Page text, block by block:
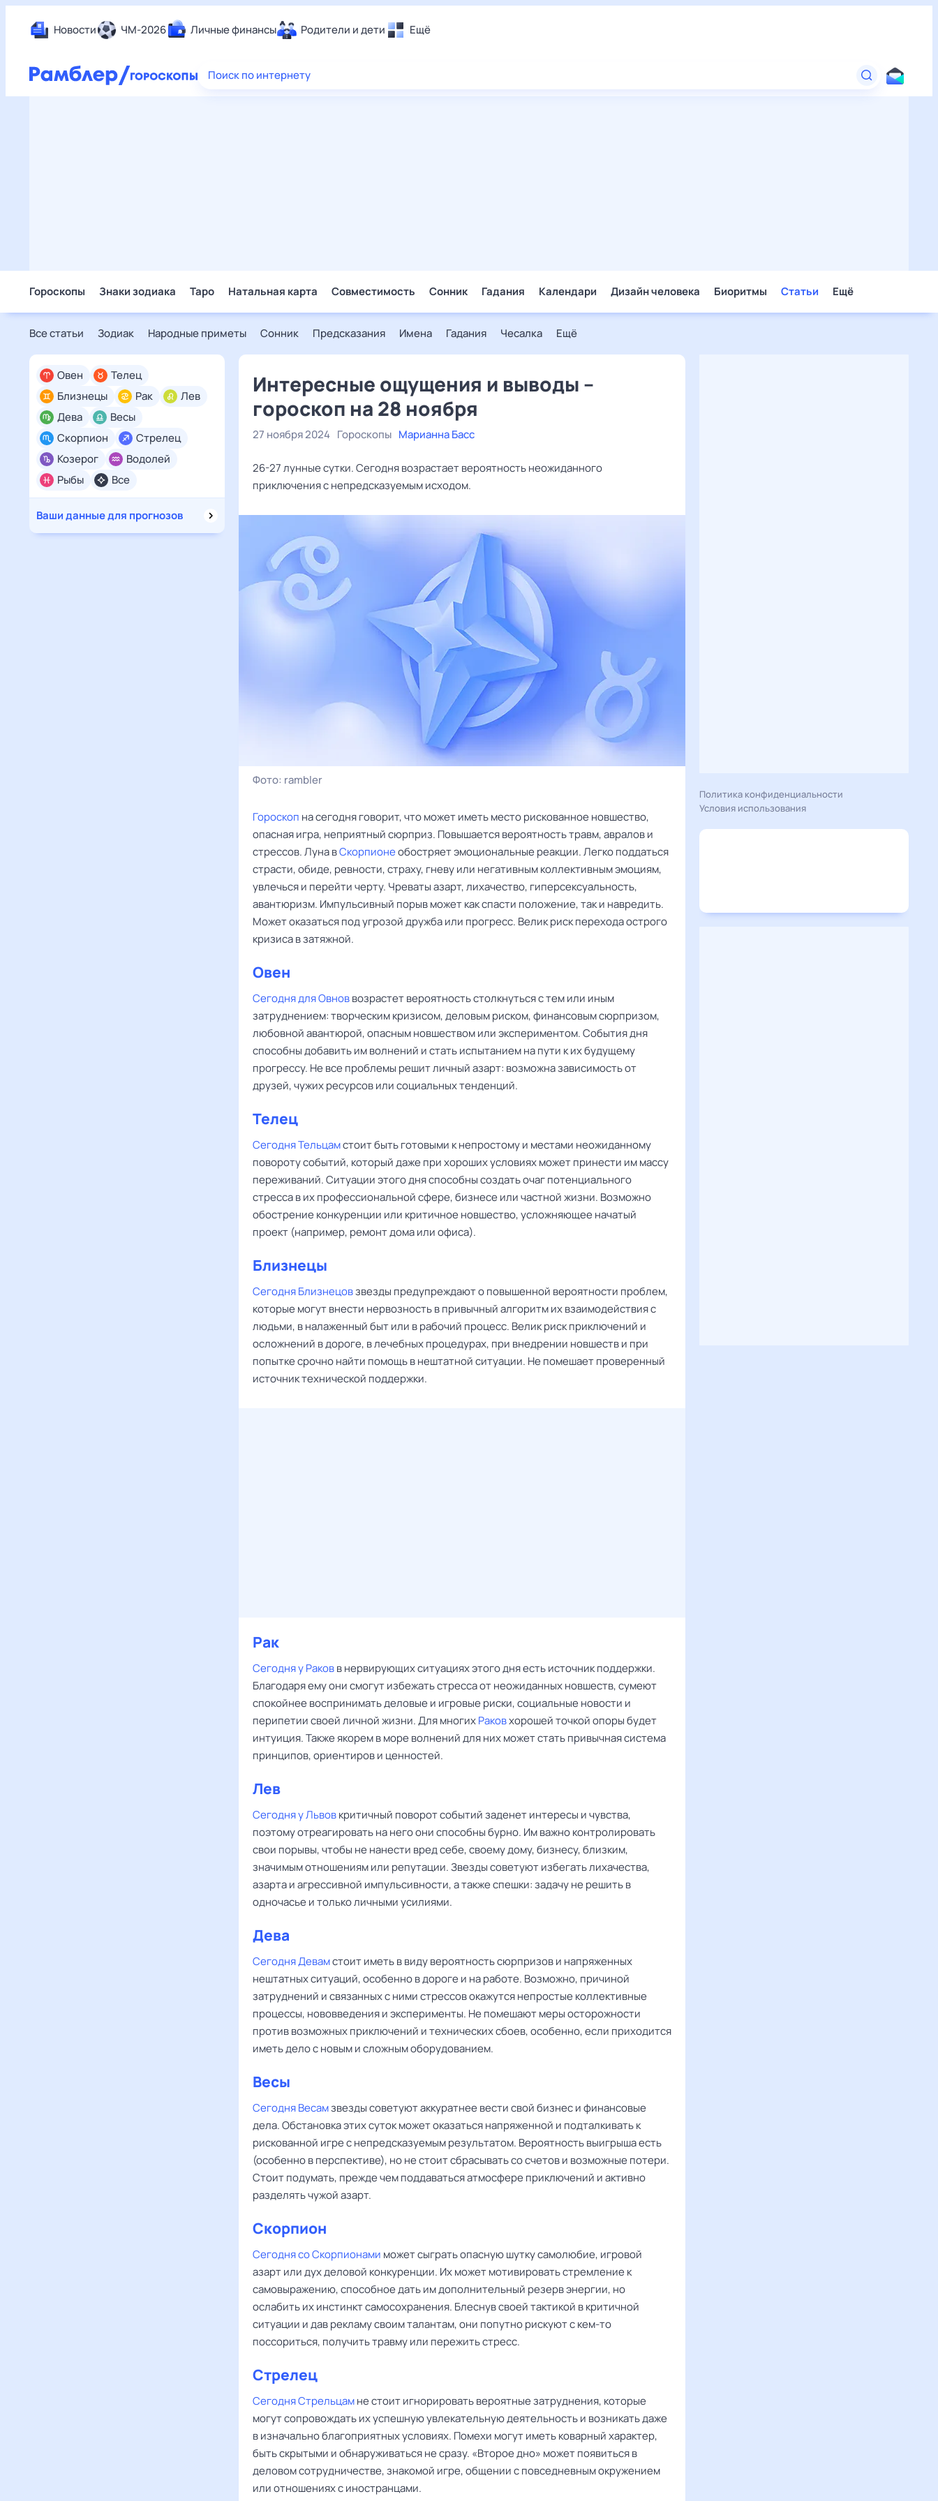
Новости ЧМ-2026 Личные финансы Родители и дети Ещё
Еда
Поиск по интернету
Гороскопы Знаки зодиака Таро Натальная карта Совместимость Сонник Гадания Календари Дизайн человека Биоритмы Статьи Ещё
Все статьи Зодиак Народные приметы Сонник Предсказания Имена Гадания Чесалка Ещё
Все
Овен
Телец
Близнецы
Рак
Лев
Дева
Весы
Скорпион
Стрелец
Козерог
Водолей
Рыбы
Ваши данные для прогнозов
Интересные ощущения и выводы –
гороскоп на 28 ноября
27 ноября 2024 Гороскопы Марианна Басс
26-27 лунные сутки. Сегодня возрастает вероятность неожиданного
приключения с непредсказуемым исходом.
Фото: rambler
Гороскоп на сегодня говорит, что может иметь место рискованное новшество,
опасная игра, неприятный сюрприз. Повышается вероятность травм, авралов и
стрессов. Луна вСкорпионеобостряет эмоциональные реакции. Легко поддаться
страсти, обиде, ревности, страху, гневу или негативным коллективным эмоциям,
увлечься и перейти черту. Чреваты азарт, лихачество, гиперсексуальность,
авантюризм. Импульсивный порыв может как спасти положение, так и навредить.
Может оказаться под угрозой дружба или прогресс. Велик риск перехода острого
кризиса в затяжной.
Овен
Сегодня для Овноввозрастет вероятность столкнуться с тем или иным
затруднением: творческим кризисом, деловым риском, финансовым сюрпризом,
любовной авантюрой, опасным новшеством или экспериментом. События дня
способны добавить им волнений и стать испытанием на пути к их будущему
прогрессу. Не все проблемы решит личный азарт: возможна зависимость от
друзей, чужих ресурсов или социальных тенденций.
Телец
Сегодня Тельцамстоит быть готовыми к непростому и местами неожиданному
повороту событий, который даже при хороших условиях может принести им массу
переживаний. Ситуации этого дня способны создать очаг потенциального
стресса в их профессиональной сфере, бизнесе или частной жизни. Возможно
обострение конкуренции или критичное новшество, усложняющее начатый
проект (например, ремонт дома или офиса).
Близнецы
Сегодня Близнецовзвезды предупреждают о повышенной вероятности проблем,
которые могут внести нервозность в привычный алгоритм их взаимодействия с
людьми, в налаженный быт или в рабочий процесс. Велик риск приключений и
осложнений в дороге, в лечебных процедурах, при внедрении новшеств и при
попытке срочно найти помощь в нештатной ситуации. Не помешает проверенный
источник технической поддержки.
Рак
Сегодня у Раковв нервирующих ситуациях этого дня есть источник поддержки.
Благодаря ему они смогут избежать стресса от неожиданных новшеств, сумеют
спокойнее воспринимать деловые и игровые риски, социальные новости и
перипетии своей личной жизни. Для многихРаковхорошей точкой опоры будет
интуиция. Также якорем в море волнений для них может стать привычная система
принципов, ориентиров и ценностей.
Лев
Сегодня у Львовкритичный поворот событий заденет интересы и чувства,
поэтому отреагировать на него они способны бурно. Им важно контролировать
свои порывы, чтобы не нанести вред себе, своему дому, бизнесу, близким,
значимым отношениям или репутации. Звезды советуют избегать лихачества,
азарта и агрессивной импульсивности, а также спешки: задачу не решить в
одночасье и только личными усилиями.
Дева
Сегодня Девамстоит иметь в виду вероятность сюрпризов и напряженных
нештатных ситуаций, особенно в дороге и на работе. Возможно, причиной
затруднений и связанных с ними стрессов окажутся непростые коллективные
процессы, нововведения и эксперименты. Не помешают меры осторожности
против возможных приключений и технических сбоев, особенно, если приходится
иметь дело с новым и сложным оборудованием.
Весы
Сегодня Весамзвезды советуют аккуратнее вести свой бизнес и финансовые
дела. Обстановка этих суток может оказаться напряженной и подталкивать к
рискованной игре с непредсказуемым результатом. Вероятность выигрыша есть
(особенно в перспективе), но не стоит сбрасывать со счетов и возможные потери.
Стоит подумать, прежде чем поддаваться атмосфере приключений и активно
разделять чужой азарт.
Скорпион
Сегодня со Скорпионами может сыграть опасную шутку самолюбие, игровой
азарт или дух деловой конкуренции. Их может мотивировать стремление к
самовыражению, способное дать им дополнительный резерв энергии, но
ослабить их инстинкт самосохранения. Блеснув своей тактикой в критичной
ситуации и дав рекламу своим талантам, они попутно рискуют с кем-то
поссориться, получить травму или пережить стресс.
Стрелец
Сегодня Стрельцамне стоит игнорировать вероятные затруднения, которые
могут сопровождать их успешную увлекательную деятельность и возникать даже
в изначально благоприятных условиях. Помехи могут иметь коварный характер,
быть скрытыми и обнаруживаться не сразу. «Второе дно» может появиться в
деловом сотрудничестве, знакомой игре, общении с повседневным окружением
или отношениях с иностранцами.
Политика конфиденциальности
Условия использования